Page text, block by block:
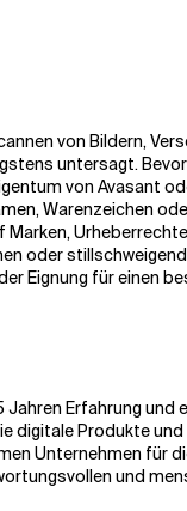
von Bildern,
untersagt.
von Avasant
Warenzeichen
Marken,
oder
Eignung für einen
Erfahrung und
digitale Produkte
Unternehmen für
und